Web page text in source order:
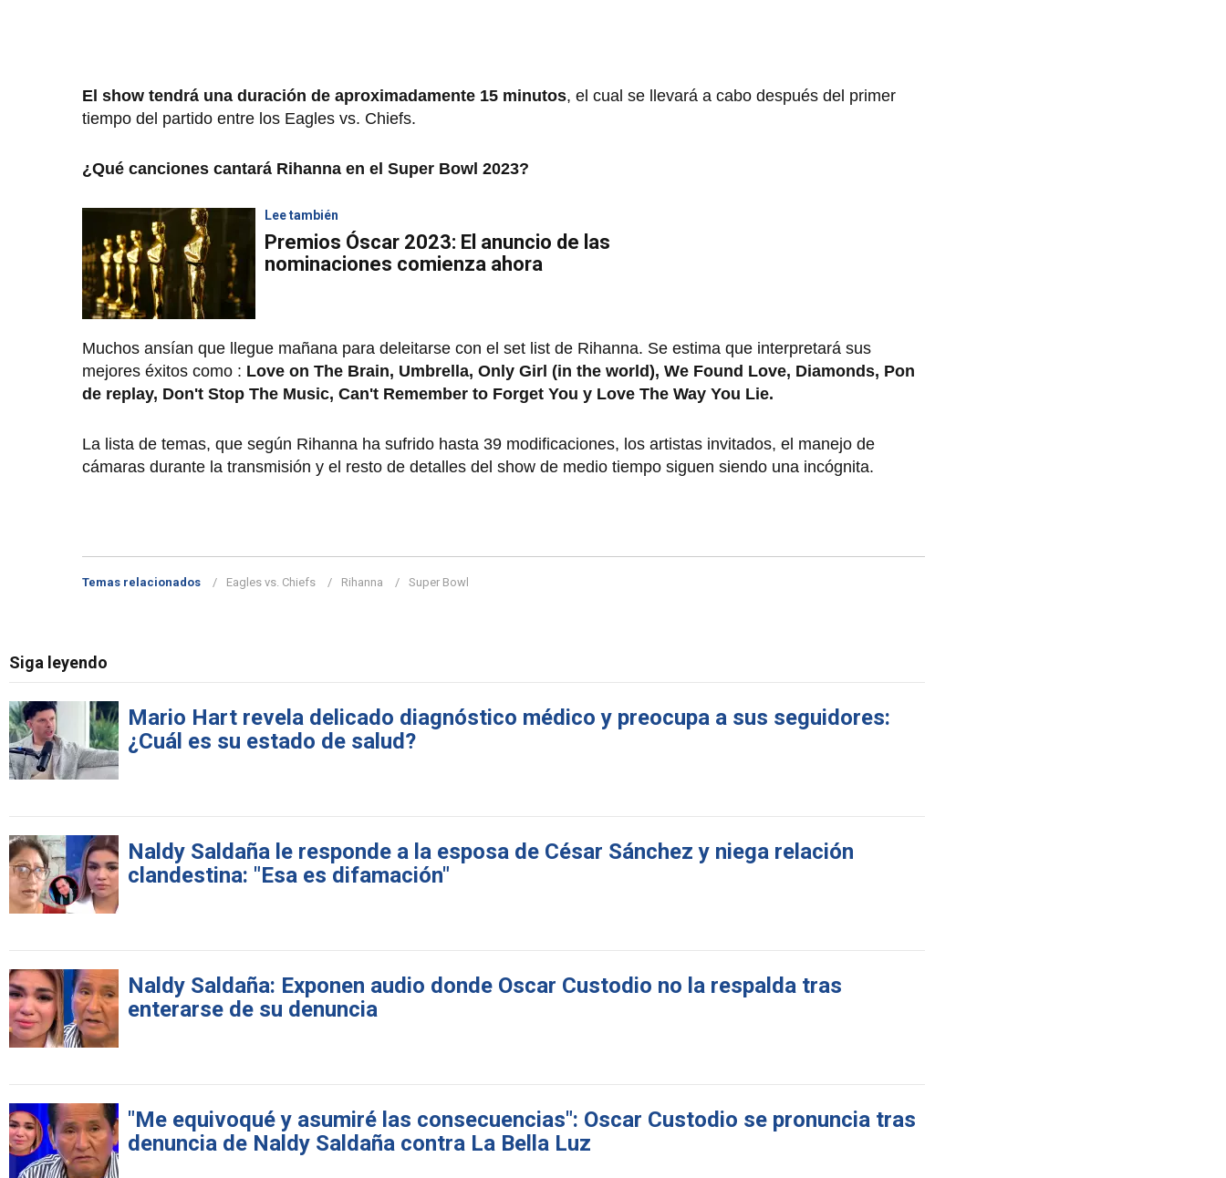
El show tendrá una duración de aproximadamente 15 minutos, el cual se llevará a cabo después del primer
tiempo del partido entre los Eagles vs. Chiefs.
¿Qué canciones cantará Rihanna en el Super Bowl 2023?
Lee también
Premios Óscar 2023: El anuncio de las
nominaciones comienza ahora
Muchos ansían que llegue mañana para deleitarse con el set list de Rihanna. Se estima que interpretará sus
mejores éxitos como : Love on The Brain, Umbrella, Only Girl (in the world), We Found Love, Diamonds, Pon
de replay, Don't Stop The Music, Can't Remember to Forget You y Love The Way You Lie.
La lista de temas, que según Rihanna ha sufrido hasta 39 modificaciones, los artistas invitados, el manejo de
cámaras durante la transmisión y el resto de detalles del show de medio tiempo siguen siendo una incógnita.
Temas relacionados Eagles vs. Chiefs Rihanna Super Bowl
Siga leyendo
Mario Hart revela delicado diagnóstico médico y preocupa a sus seguidores:
¿Cuál es su estado de salud?
Naldy Saldaña le responde a la esposa de César Sánchez y niega relación
clandestina: "Esa es difamación"
Naldy Saldaña: Exponen audio donde Oscar Custodio no la respalda tras
enterarse de su denuncia
"Me equivoqué y asumiré las consecuencias": Oscar Custodio se pronuncia tras
denuncia de Naldy Saldaña contra La Bella Luz